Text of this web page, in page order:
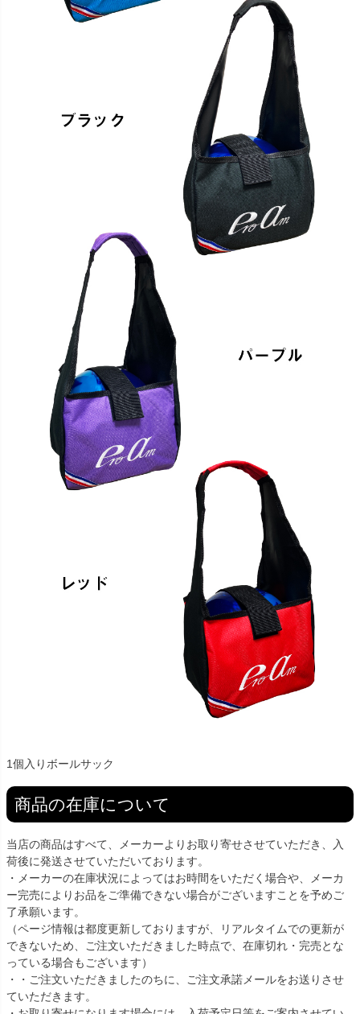
1個入りボールサック
商品の在庫について
当店の商品はすべて、メーカーよりお取り寄せさせていただき、入
荷後に発送させていただいております。
・メーカーの在庫状況によってはお時間をいただく場合や、メーカ
ー完売によりお品をご準備できない場合がございますことを予めご
了承願います。
（ページ情報は都度更新しておりますが、リアルタイムでの更新が
できないため、ご注文いただきました時点で、在庫切れ・完売とな
っている場合もございます）
・・ご注文いただきましたのちに、ご注文承諾メールをお送りさせ
ていただきます。